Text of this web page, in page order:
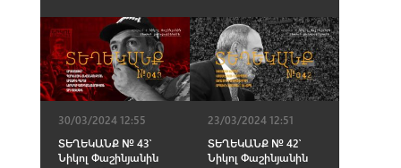
30/03/2024 12:55
ՏԵՂԵԿԱՆՔ № 43՝
Նիկոլ Փաշինյանին
23/03/2024 12:51
ՏԵՂԵԿԱՆՔ № 42՝
Նիկոլ Փաշինյանին